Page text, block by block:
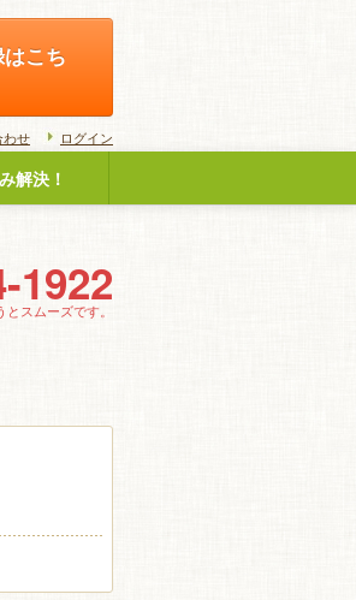
こち
わせ ログイン
解決！
1922
スムーズです。